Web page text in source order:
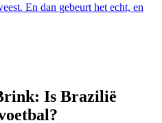
En dan gebeurt het echt, en
Is Brazilië